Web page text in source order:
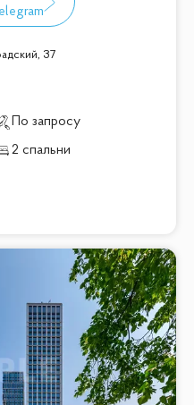
37
По запросу
2 спальни